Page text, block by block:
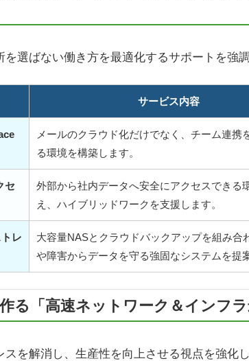
選ばない働き方を最適化するサポートを強調
サービス内容
メールのクラウド化だけでなく、チーム連携
る環境を構築します。
セ
外部から社内データへ安全にアクセスできる
え、ハイブリッドワークを支援します。
レ
大容量NASとクラウドバックアップを組み合
や障害からデータを守る強固なシステムを提
る「高速ネットワーク＆インフラ
スを解消し、生産性を向上させる視点を強化し